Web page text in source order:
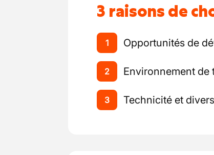
3 raisons de
1 Opportunités de
2 Environnement
3 Technicité et